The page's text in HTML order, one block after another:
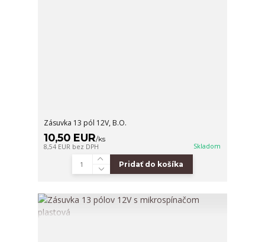
Zásuvka 13 pól 12V, B.O.
10,50 EUR/ks
8,54 EUR bez DPH Skladom
Pridať do košíka